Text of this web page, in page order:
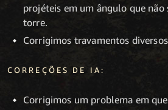
projéteis em um ângulo que não
torre.
Corrigimos travamentos
CORREÇÕES DE IA:
Corrigimos um problema em